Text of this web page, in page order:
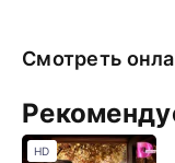
Смотреть
HD